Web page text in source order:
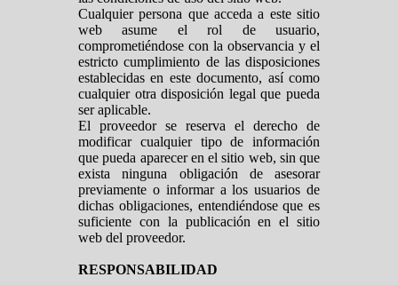
Cualquier persona que acceda a este sitio
web asume el rol de usuario,
comprometiéndose con la observancia y el
estricto cumplimiento de las disposiciones
establecidas en este documento, así como
cualquier otra disposición legal que pueda
ser aplicable.
El proveedor se reserva el derecho de
modificar cualquier tipo de información
que pueda aparecer en el sitio web, sin que
exista ninguna obligación de asesorar
previamente o informar a los usuarios de
dichas obligaciones, entendiéndose que es
suficiente con la publicación en el sitio
web del proveedor.
RESPONSABILIDAD